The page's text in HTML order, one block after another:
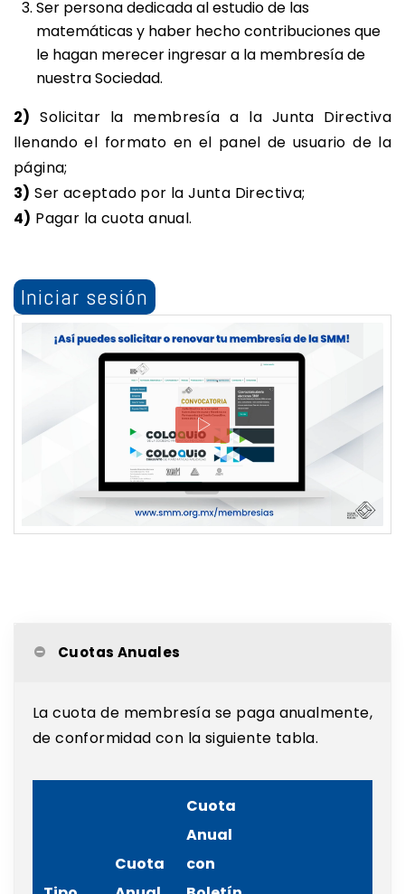
Ser persona dedicada al estudio de las
matemáticas y haber hecho contribuciones que
le hagan merecer ingresar a la membresía de
nuestra Sociedad.
2) Solicitar la membresía a la Junta Directiva
llenando el formato en el panel de usuario de la
página;
3) Ser aceptado por la Junta Directiva;
4) Pagar la cuota anual.
Iniciar sesión
Cuotas Anuales
La cuota de membresía se paga anualmente,
de conformidad con la siguiente tabla.
Cuota
Cuota
Anual
con